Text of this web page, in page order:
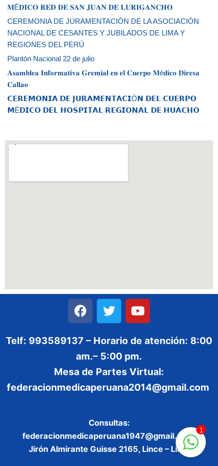
𝐌É𝐃𝐈𝐂𝐎 𝐑𝐄𝐃 𝐃𝐄 𝐒𝐀𝐍 𝐉𝐔𝐀𝐍 𝐃𝐄 𝐋𝐔𝐑𝐈𝐆𝐀𝐍𝐂𝐇𝐎
CEREMONIA DE JURAMENTACIÓN DE LA ASOCIACIÓN
NACIONAL DE CESANTES Y JUBILADOS DE LIMA Y
REGIONES DEL PERÚ
Plantón Nacional 22 de julio
𝐀𝐬𝐚𝐦𝐛𝐥𝐞𝐚 𝐈𝐧𝐟𝐨𝐫𝐦𝐚𝐭𝐢𝐯𝐚 𝐆𝐫𝐞𝐦𝐢𝐚𝐥 𝐞𝐧 𝐞𝐥 𝐂𝐮𝐞𝐫𝐩𝐨 𝐌é𝐝𝐢𝐜𝐨 𝐃𝐢𝐫𝐞𝐬𝐚
𝐂𝐚𝐥𝐥𝐚𝐨
𝗖𝗘𝗥𝗘𝗠𝗢𝗡𝗜𝗔 𝗗𝗘 𝗝𝗨𝗥𝗔𝗠𝗘𝗡𝗧𝗔𝗖𝗜Ó𝗡 𝗗𝗘𝗟 𝗖𝗨𝗘𝗥𝗣𝗢
𝗠É𝗗𝗜𝗖𝗢 𝗗𝗘𝗟 𝗛𝗢𝗦𝗣𝗜𝗧𝗔𝗟 𝗥𝗘𝗚𝗜𝗢𝗡𝗔𝗟 𝗗𝗘 𝗛𝗨𝗔𝗖𝗛𝗢
Telf: 993589137 – Horario de atención: 8:00
am.– 5:00 pm.
Mesa de Partes Virtual:
federacionmedicaperuana2014@gmail.com
Consultas:
federacionmedicaperuana1947@gmail.com
Jirón Almirante Guisse 2165, Lince – Lima
1